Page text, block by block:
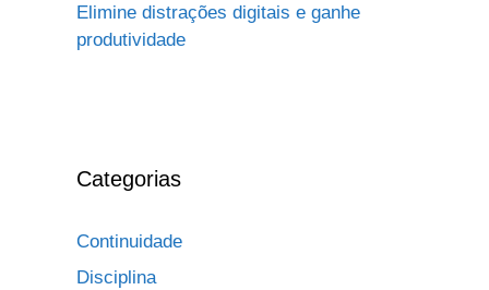
Elimine distrações digitais e ganhe
produtividade
Categorias
Continuidade
Disciplina